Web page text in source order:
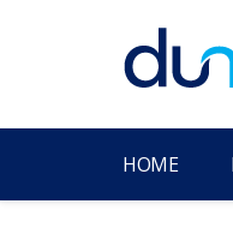
HOME